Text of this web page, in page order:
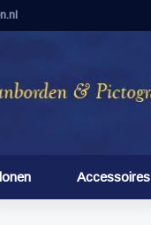
Accessoires